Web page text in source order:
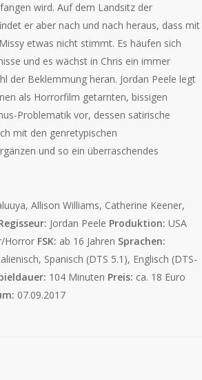
wird. Auf dem Landsitz der
er aber nach und nach heraus, dass mit
etwas nicht stimmt. Es häufen sich
und es wächst in Chris ein immer
der Beklemmung heran. Jordan Peele legt
als Horrorfilm getarnten, bissigen
Problematik vor, dessen satirische
mit den genretypischen
und so ein überraschendes
Allison Williams, Catherine Keener,
Jordan Peele Produktion: USA
Horror FSK: ab 16 Jahren Sprachen:
Spanisch (DTS 5.1), Englisch (DTS-
104 Minuten Preis: ca. 18 Euro
07.09.2017